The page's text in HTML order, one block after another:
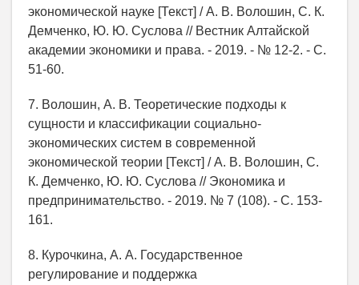
экономической науке [Текст] / А. В. Волошин, С. К.
Демченко, Ю. Ю. Суслова // Вестник Алтайской
академии экономики и права. - 2019. - № 12-2. - С.
51-60.
7. Волошин, А. В. Теоретические подходы к
сущности и классификации социально-
экономических систем в современной
экономической теории [Текст] / А. В. Волошин, С.
К. Демченко, Ю. Ю. Суслова // Экономика и
предпринимательство. - 2019. № 7 (108). - С. 153-
161.
8. Курочкина, А. А. Государственное
регулирование и поддержка